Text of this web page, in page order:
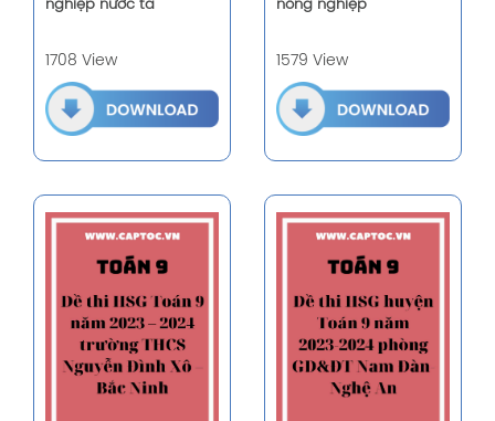
nghiệp nước ta
1708 View
nông nghiệp
1579 View